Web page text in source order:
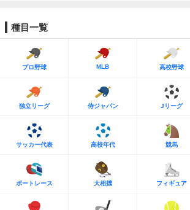
種目一覧
プロ野球 MLB 高校野球
独立リーグ 侍ジャパン Jリーグ
サッカー代表 高校年代 競馬
ボートレース 大相撲 フィギュア